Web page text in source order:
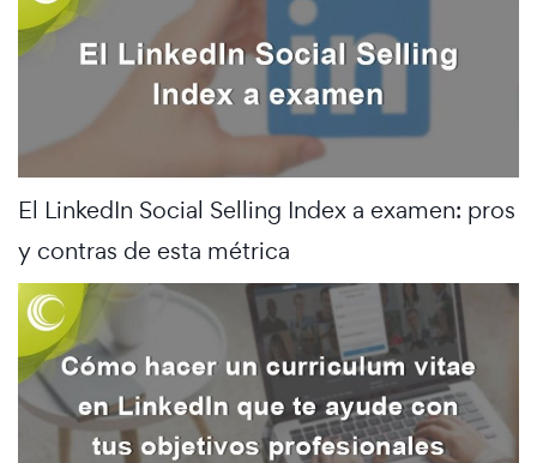
El LinkedIn Social Selling Index a examen: pros
y contras de esta métrica